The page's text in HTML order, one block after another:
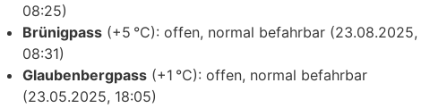
08:25)
Brünigpass (+5 °C): offen, normal befahrbar (23.08.2025,
08:31)
Glaubenbergpass (+1 °C): offen, normal befahrbar
(23.05.2025, 18:05)